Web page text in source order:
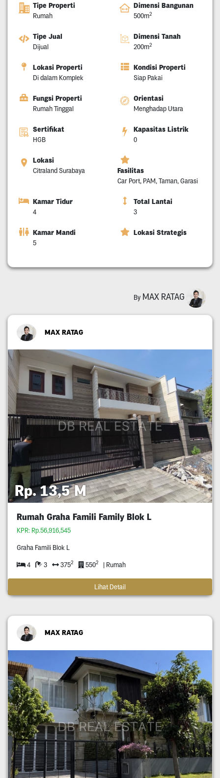
Tipe Properti
Rumah
Dimensi Bangunan
500m2
Tipe Jual
Dijual
Dimensi Tanah
200m2
Lokasi Properti
Di dalam Komplek
Kondisi Properti
Siap Pakai
Fungsi Properti
Rumah Tinggal
Orientasi
Menghadap Utara
Sertifikat
HGB
Kapasitas Listrik
0
Lokasi
Citraland Surabaya Fasilitas
Car Port, PAM, Taman, Garasi
Kamar Tidur
4
Total Lantai
3
Kamar Mandi
5
Lokasi Strategis
By MAX RATAG
MAX RATAG
Rp. 13,5 M
Rumah Graha Famili Family Blok L
KPR: Rp.56,916,545
Graha Famili Blok L
4 3 3752 5502 | Rumah
Lihat Detail
MAX RATAG